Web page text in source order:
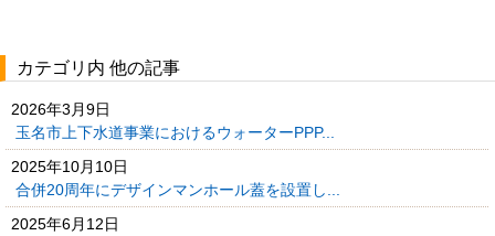
カテゴリ内 他の記事
2026年3月9日
玉名市上下水道事業におけるウォーターPPP...
2025年10月10日
合併20周年にデザインマンホール蓋を設置し...
2025年6月12日